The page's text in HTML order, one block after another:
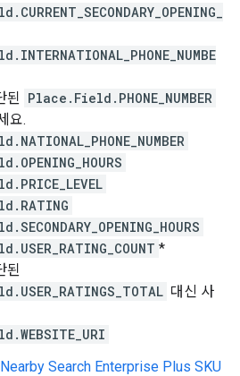
된 Place.Field.PHONE_NUMBER
요.
*
된
대신 사
Nearby Search Enterprise Plus SKU